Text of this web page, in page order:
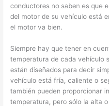
conductores no saben es que
del motor de su vehículo está
el motor va bien.
Siempre hay que tener en
temperatura de cada vehículo
están diseñados para decir
vehículo está fría, caliente o
también pueden proporcionar
temperatura, pero sólo la alta